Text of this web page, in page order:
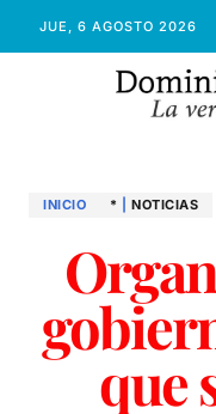
JUE, 6 AGOSTO 2026
INICIO * NOTICIAS
que